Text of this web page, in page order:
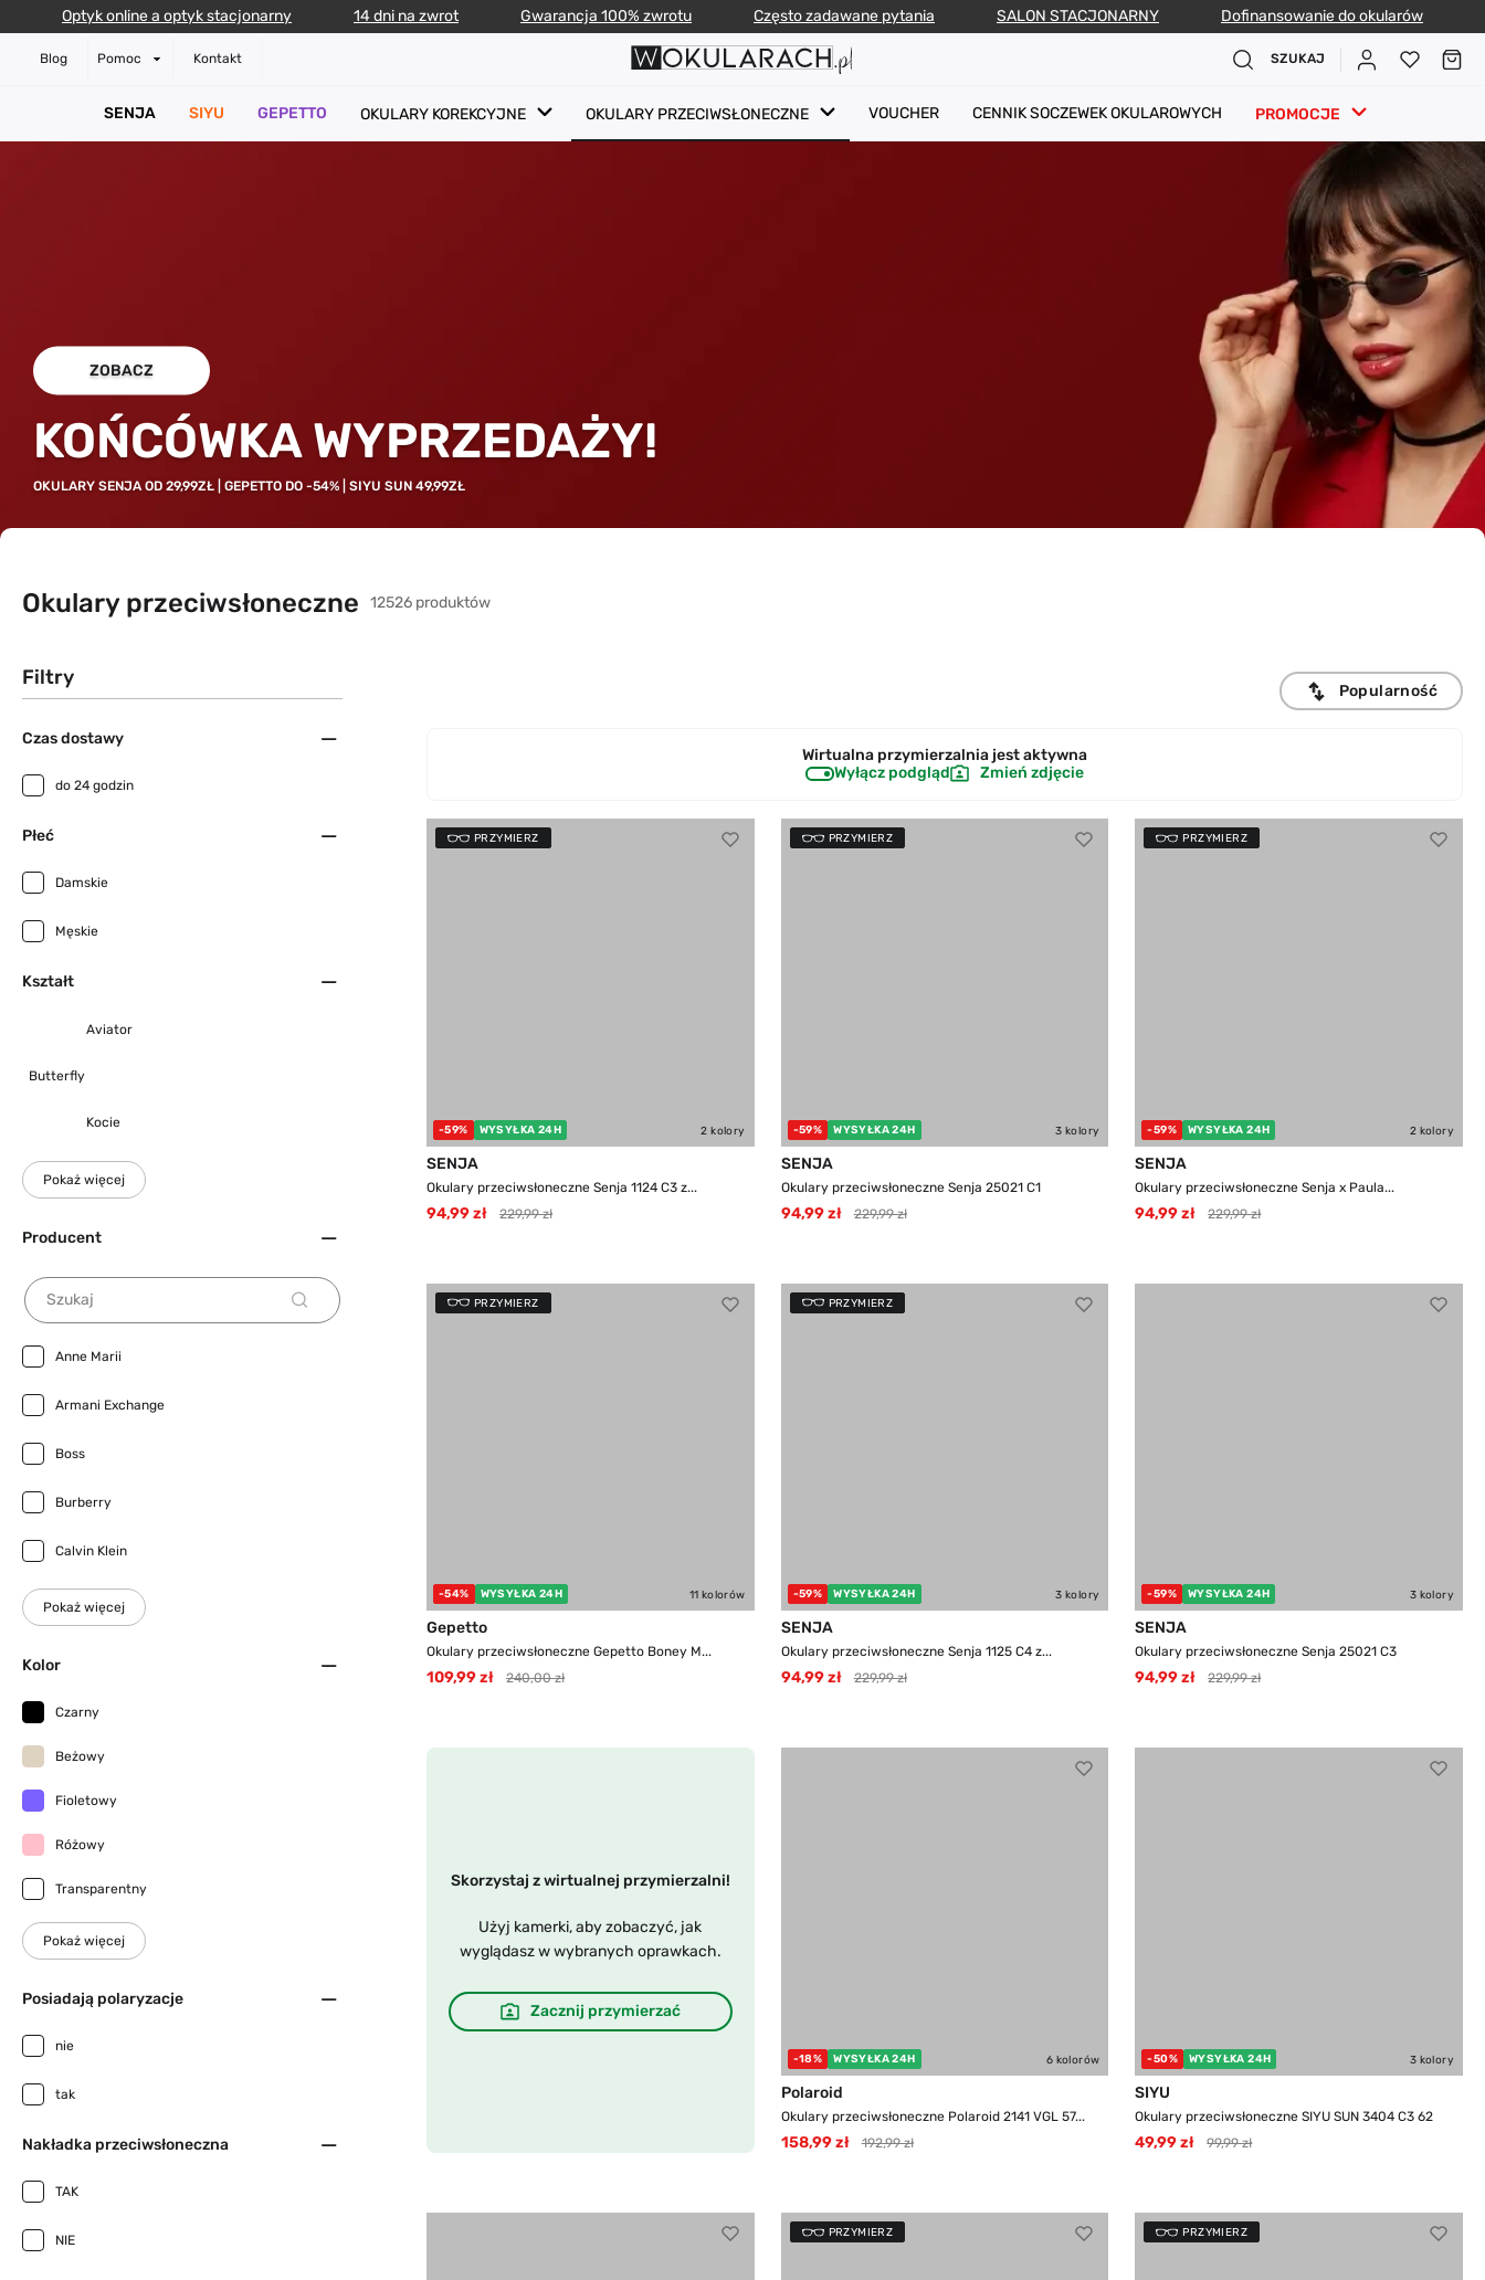
Optyk online a optyk stacjonarny 14 dni na zwrot Gwarancja 100% zwrotu Często zadawane pytania SALON STACJONARNY Dofinansowanie do okularów
Blog Pomoc Kontakt SZUKAJ
SENJA SIYU GEPETTO OKULARY KOREKCYJNE OKULARY PRZECIWSŁONECZNE VOUCHER CENNIK SOCZEWEK OKULAROWYCH PROMOCJE
ZOBACZ
KOŃCÓWKA WYPRZEDAŻY!
OKULARY SENJA OD 29,99ZŁ | GEPETTO DO -54% | SIYU SUN 49,99ZŁ
Okulary przeciwsłoneczne 12526 produktów
Filtry
Czas dostawy
do 24 godzin
Płeć
Damskie
Męskie
Kształt
Aviator
Butterfly
Kocie
Pokaż więcej
Producent
Szukaj
Anne Marii
Armani Exchange
Boss
Burberry
Calvin Klein
Pokaż więcej
Kolor
Czarny
Beżowy
Fioletowy
Różowy
Transparentny
Pokaż więcej
Posiadają polaryzacje
nie
tak
Nakładka przeciwsłoneczna
TAK
NIE
Popularność
Wirtualna przymierzalnia jestaktywna
Wyłącz podgląd
Zmień zdjęcie
PRZYMIERZ
-59% WYSYŁKA 24H 2 kolory
SENJA
Okulary przeciwsłoneczne Senja 1124 C3 z...
94,99 zł 229,99 zł
PRZYMIERZ
-59% WYSYŁKA 24H 3 kolory
SENJA
Okulary przeciwsłoneczne Senja 25021 C1
94,99 zł 229,99 zł
PRZYMIERZ
-59% WYSYŁKA 24H 2 kolory
SENJA
Okulary przeciwsłoneczne Senja x Paula...
94,99 zł 229,99 zł
PRZYMIERZ
-54% WYSYŁKA 24H 11 kolorów
Gepetto
Okulary przeciwsłoneczne Gepetto Boney M...
109,99 zł 240,00 zł
PRZYMIERZ
-59% WYSYŁKA 24H 3 kolory
SENJA
Okulary przeciwsłoneczne Senja 1125 C4 z...
94,99 zł 229,99 zł
-59% WYSYŁKA 24H 3 kolory
SENJA
Okulary przeciwsłoneczne Senja 25021 C3
94,99 zł 229,99 zł
Skorzystaj z wirtualnej przymierzalni!
Użyj kamerki, aby zobaczyć, jak
wyglądasz w wybranych oprawkach.
Zacznij przymierzać
-18% WYSYŁKA 24H 6 kolorów
Polaroid
Okulary przeciwsłoneczne Polaroid 2141 VGL 57...
158,99 zł 192,99 zł
-50% WYSYŁKA 24H 3 kolory
SIYU
Okulary przeciwsłoneczne SIYU SUN 3404 C3 62
49,99 zł 99,99 zł
PRZYMIERZ PRZYMIERZ